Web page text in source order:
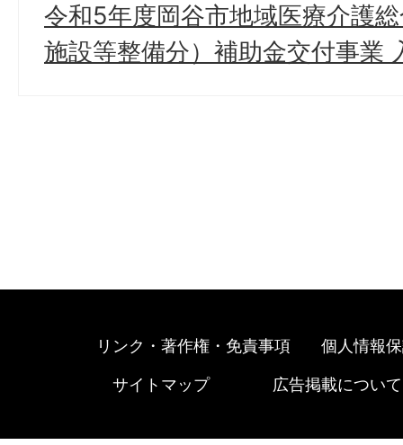
令和5年度岡谷市地域医療介護
施設等整備分）補助金交付事業
リンク・著作権・免責事項 個人情報
サイトマップ 広告掲載について